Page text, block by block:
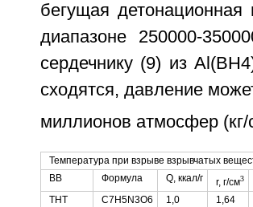
бегущая
диапазоне 250000-
сердечнику (9) из
сходятся, давление
миллионов атмосфер (кг/
Температура при взрыве взрывчатых
ВВ
Формула Q, ккал/г r, г/см3
ТНТ
C7H5N3O6 1,0 1,64